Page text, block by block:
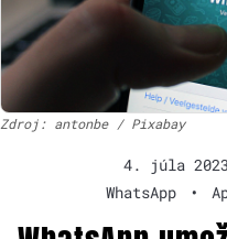
Zdroj: antonbe / Pixabay
4. júla 2023
WhatsApp
•